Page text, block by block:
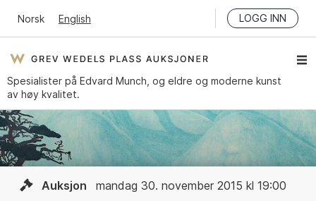
Norsk English LOGG INN
Spesialister på Edvard Munch, og eldre og moderne kunst
av høy kvalitet.
Auksjon
mandag 30. november 2015 kl 19:00